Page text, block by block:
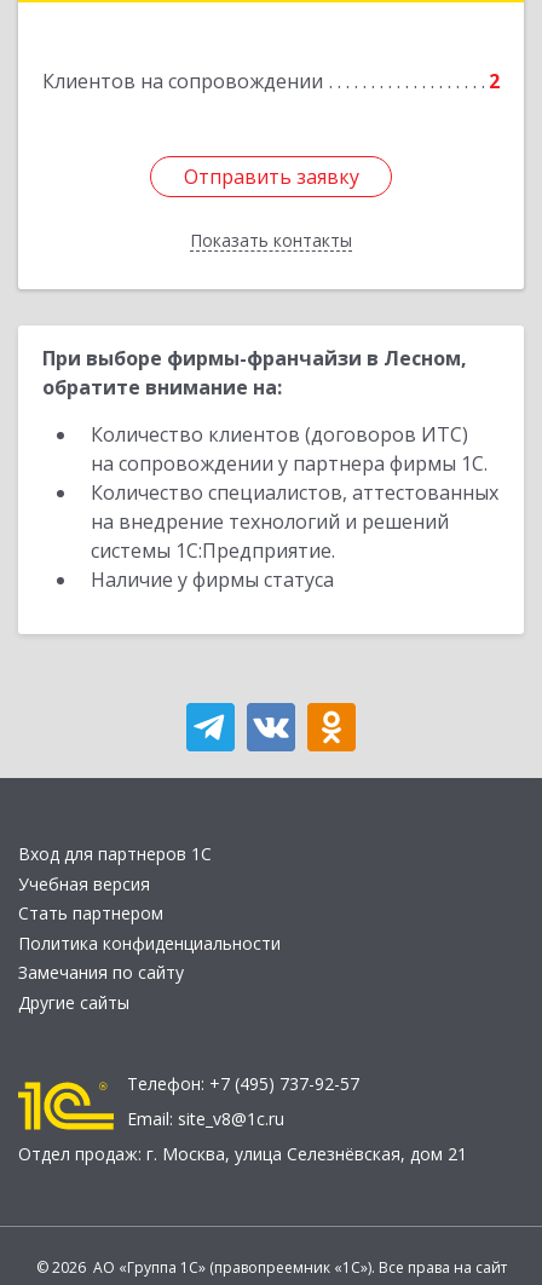
Клиентов на сопровождении 2
Отправить заявку
Показать контакты
Отправить заявку
Назад
При выборе фирмы-франчайзи в Лесном,
обратите внимание на:
Количество клиентов (договоров ИТС)
на сопровождении у партнера фирмы 1С.
Количество специалистов, аттестованных
на внедрение технологий и решений
системы 1С:Предприятие.
Наличие у фирмы статуса
Вход для партнеров 1С
Учебная версия
Стать партнером
Политика конфиденциальности
Замечания по сайту
Другие сайты
Телефон: +7 (495) 737-92-57
Email: site_v8@1c.ru
Отдел продаж: г. Москва, улица Селезнёвская, дом 21
© 2026 АО «Группа 1С» (правопреемник «1С»). Все права на сайт